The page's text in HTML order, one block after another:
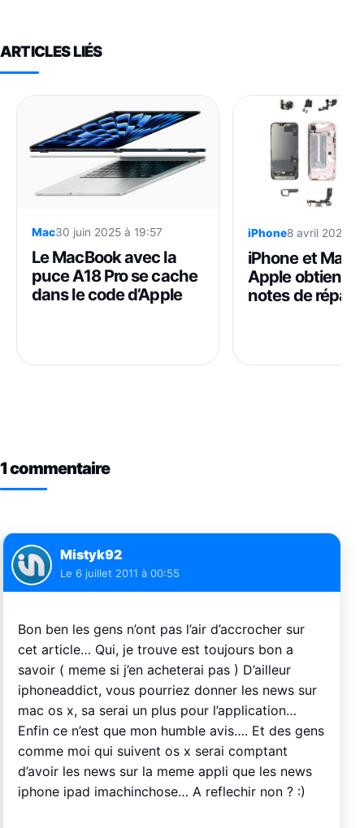
ARTICLES LIÉS
Mac30 juin 2025 à 19:57
Le MacBook avec la
puce A18 Pro se cache
dans le code d’Apple
iPhone8 avril 2026 à
iPhone et
Apple obtient
notes de
1 commentaire
Mistyk92
Le 6 juillet 2011 à 00:55
Bon ben les gens n’ont pas l’air d’accrocher sur
cet article… Qui, je trouve est toujours bon a
savoir ( meme si j’en acheterai pas ) D’ailleur
iphoneaddict, vous pourriez donner les news sur
mac os x, sa serai un plus pour l’application…
Enfin ce n’est que mon humble avis…. Et des gens
comme moi qui suivent os x serai comptant
d’avoir les news sur la meme appli que les news
iphone ipad imachinchose… A reflechir non ? :)